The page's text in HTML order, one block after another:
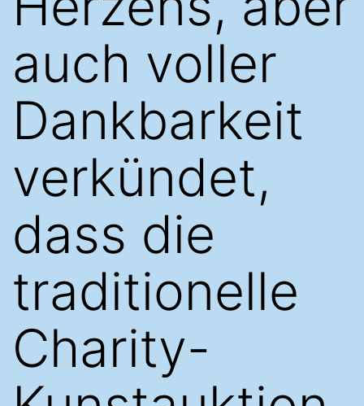
auch voller
Dankbarkeit
verkündet,
dass die
traditionelle
Charity-